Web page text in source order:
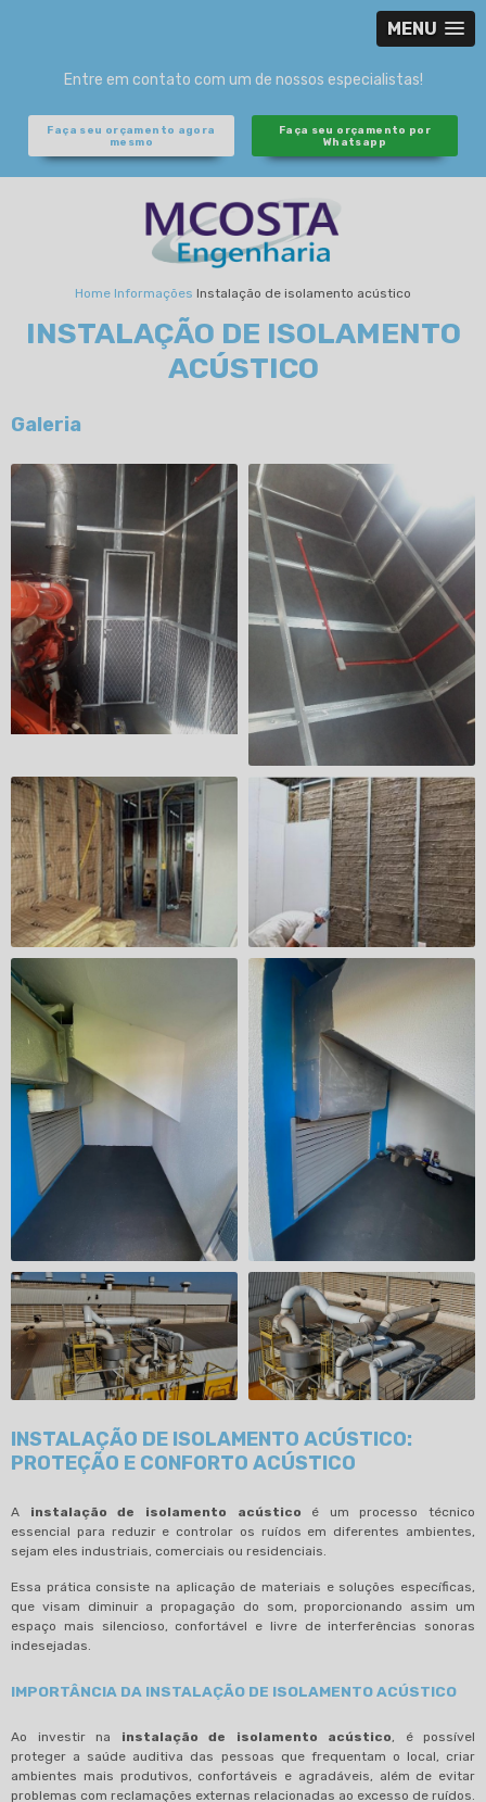
MENU
Entre em contato com um de nossos especialistas!
Faça seu orçamento agora
mesmo
Faça seu orçamento por
Whatsapp
Home Informações Instalação de isolamento acústico
INSTALAÇÃO DE ISOLAMENTO
ACÚSTICO
Galeria
INSTALAÇÃO DE ISOLAMENTO ACÚSTICO:
PROTEÇÃO E CONFORTO ACÚSTICO
A instalação de isolamento acústico é um processo técnico
essencial para reduzir e controlar os ruídos em diferentes ambientes,
sejam eles industriais, comerciais ou residenciais.
Essa prática consiste na aplicação de materiais e soluções específicas,
que visam diminuir a propagação do som, proporcionando assim um
espaço mais silencioso, confortável e livre de interferências sonoras
indesejadas.
IMPORTÂNCIA DA INSTALAÇÃO DE ISOLAMENTO ACÚSTICO
Ao investir na instalação de isolamento acústico , é possível
proteger a saúde auditiva das pessoas que frequentam o local, criar
ambientes mais produtivos, confortáveis e agradáveis, além de evitar
problemas com reclamações externas relacionadas ao excesso de ruídos.